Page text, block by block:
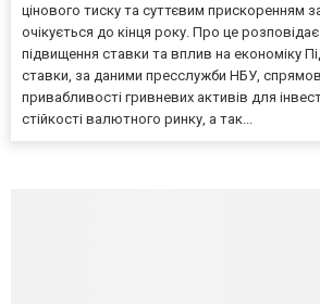
цінового тиску та суттєвим прискоренням
очікується до кінця року. Про це
підвищення ставки та вплив на економіку
ставки, за даними пресслужби НБУ,
привабливості гривневих активів для
стійкості валютного ринку, а так...